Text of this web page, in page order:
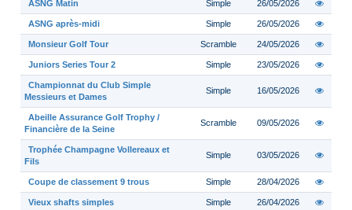
ASNG Matin Simple 26/05/2026
ASNG après-midi Simple 26/05/2026
Monsieur Golf Tour Scramble 24/05/2026
Juniors Series Tour 2 Simple 23/05/2026
Championnat du Club Simple
Messieurs et Dames
Simple 16/05/2026
Abeille Assurance Golf Trophy /
Financière de la Seine
Scramble 09/05/2026
Trophée Champagne Vollereaux et
Fils
Simple 03/05/2026
Coupe de classement 9 trous Simple 28/04/2026
Vieux shafts simples Simple 26/04/2026